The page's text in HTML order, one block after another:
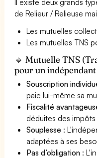
de Relieur / Relieuse
Les mutuelles
Les mutuelles TNS
🔹 Mutuelle TNS
pour un indépendant
Souscription
paie lui-même sa
Fiscalité
déduites des impôts
Souplesse :
adaptées à ses
Pas d’obligation :